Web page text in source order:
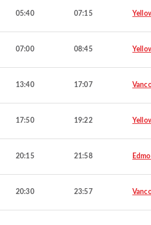
05:40 07:15
07:00 08:45
13:40 17:07
17:50 19:22
20:15 21:58
20:30 23:57